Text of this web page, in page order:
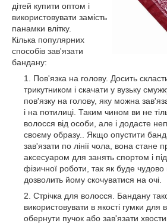
дітей купити оптом і
використовувати замість
панамки влітку.
Кілька популярних
способів зав'язати
бандану:
Пов'язка на голову. Досить
трикутником і скачати у вузьку
пов'язку на голову, яку можна
і на потилиці. Таким чином ви не
волосся від особи, але і додасте
своєму образу.. Якщо опустити
зав'язати по лінії чола, вона стане
аксесуаром для занять спортом і
фізичної роботи, так як буде чудово
дозволить йому скочуватися на очі.
Стрічка для волосся. Бандану
використовувати в якості гумки
обернути пучок або зав'язати